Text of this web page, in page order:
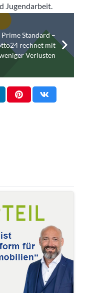
Jugendarbeit.
Prime Standard –
rechnet mit
Verlusten